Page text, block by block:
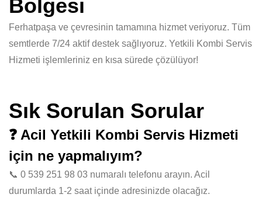
Bölgesi
Ferhatpaşa ve çevresinin tamamına hizmet veriyoruz. Tüm
semtlerde 7/24 aktif destek sağlıyoruz. Yetkili Kombi Servis
Hizmeti işlemleriniz en kısa sürede çözülüyor!
Sık Sorulan Sorular
❓ Acil Yetkili Kombi Servis Hizmeti
için ne yapmalıyım?
📞 0 539 251 98 03 numaralı telefonu arayın. Acil
durumlarda 1-2 saat içinde adresinizde olacağız.